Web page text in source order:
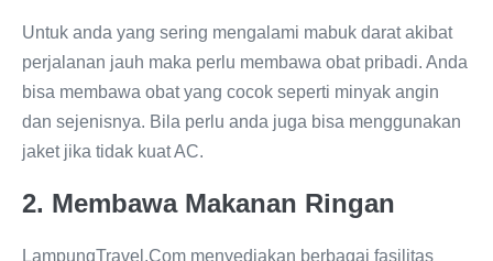
Untuk anda yang sering mengalami mabuk darat akibat
perjalanan jauh maka perlu membawa obat pribadi. Anda
bisa membawa obat yang cocok seperti minyak angin
dan sejenisnya. Bila perlu anda juga bisa menggunakan
jaket jika tidak kuat AC.
2. Membawa Makanan Ringan
LampungTravel.Com menyediakan berbagai fasilitas